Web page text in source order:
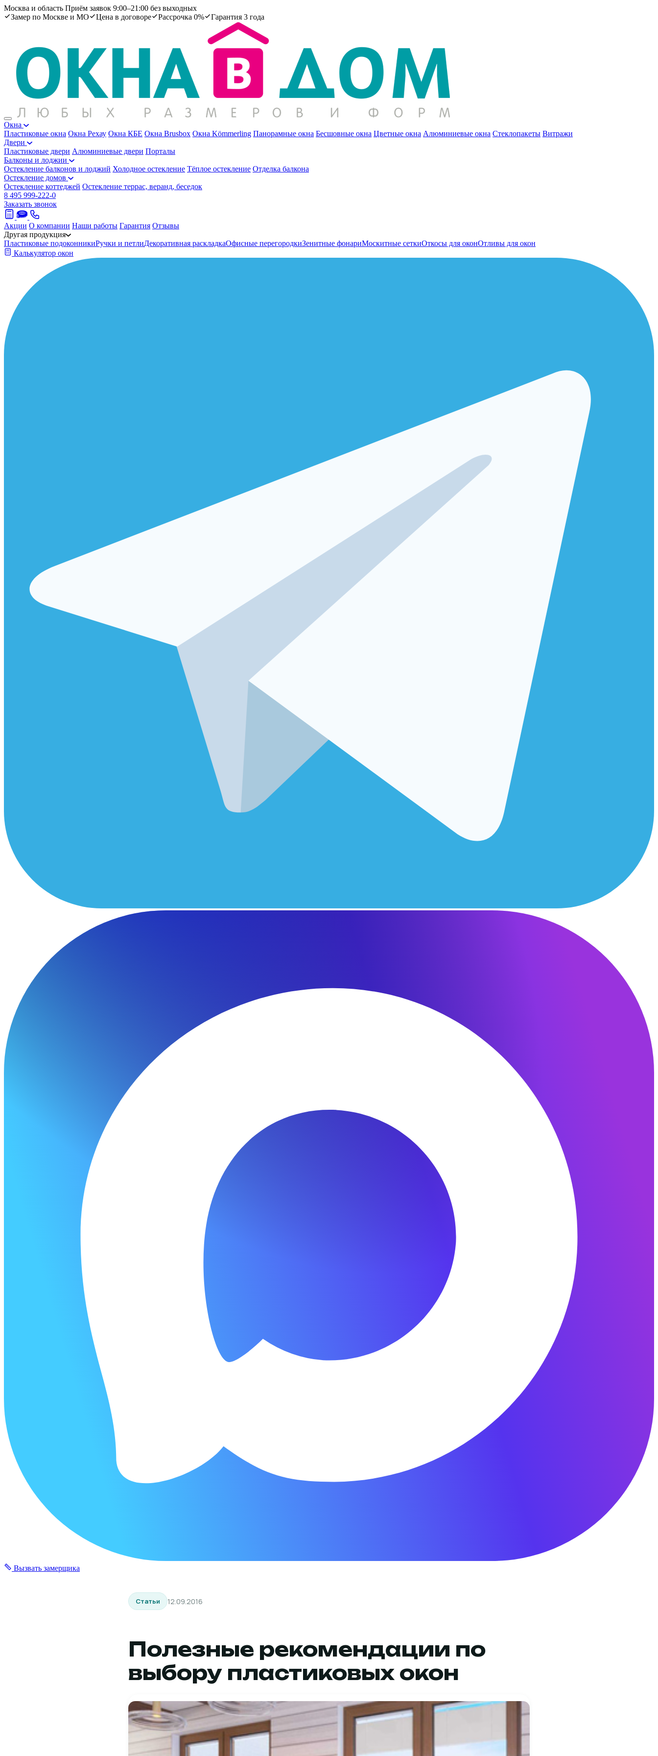
Москва и область Приём заявок 9:00–21:00 без выходных
Замер по Москве и МО
Цена в договоре Рассрочка 0% Гарантия 3 года
Окна
Пластиковые окна Окна Рехау Окна КБЕ Окна Brusbox Окна Kömmerling Панорамные окна Бесшовные окна Цветные окна Алюминиевые окна Стеклопакеты Витражи
Двери
Пластиковые двери Алюминиевые двери Порталы
Балконы и лоджии
Остекление балконов и лоджий Холодное остекление Тёплое остекление Отделка балкона
Остекление домов
Остекление коттеджей Остекление террас, веранд, беседок
8 495 999-222-0
Заказать звонок
Акции О компании Наши работы Гарантия Отзывы
Другая продукция
Пластиковые подоконникиРучки и петлиДекоративная раскладкаОфисные перегородкиЗенитные фонариМоскитные сеткиОткосы для оконОтливы для окон
Калькулятор окон
Вызвать замерщика
Статьи 12.09.2016
Полезные рекомендации по
выбору пластиковых окон